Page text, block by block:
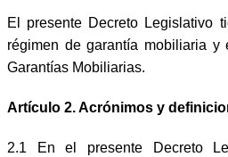
El presente Decreto Legislativo
régimen de garantía mobiliaria y
Garantías Mobiliarias.
Artículo 2. Acrónimos y
2.1 En el presente Decreto